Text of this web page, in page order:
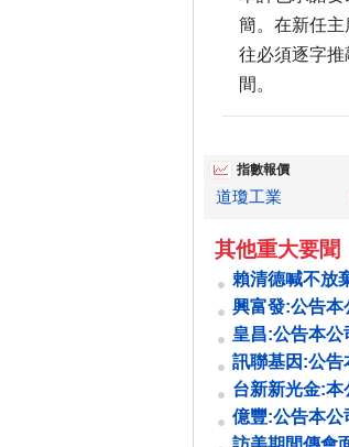
簡。在新任
往必須逐字
間。
指數報價
道瓊工業
其他重大要聞
賴清德喊不放
苗栗市
興富發:公告本
任期屆滿
皇昌:公告本公
獨立董事當選
訊聯基因:公告
六屆薪資報酬
台新新光金:
告向大台北區
億豐:公告本公
過解除新任董